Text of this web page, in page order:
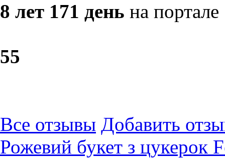
8 лет 171 день на портале
55
Все отзывы Добавить
Рожевий букет з цукерок